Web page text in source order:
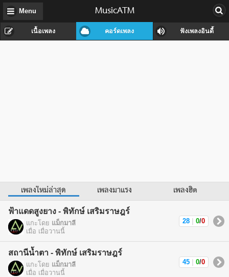
Menu MusicATM
เนื้อเพลง คอร์ดเพลง ฟังเพลงอินดี้
เพลงใหม่ล่าสุด เพลงมาแรง เพลงฮิต
ฟ้าแดดสูงยาง - พิทักษ์ เสริมราษฎร์
แกะโดย แม็กมาลี
เมื่อ เมื่อวานนี้
28 0/0
สถานีน้ำตา - พิทักษ์ เสริมราษฎร์
แกะโดย แม็กมาลี
เมื่อ เมื่อวานนี้
45 0/0